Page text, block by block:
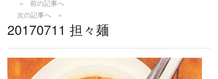
« 前の記事へ
次の記事へ »
20170711 担々麺